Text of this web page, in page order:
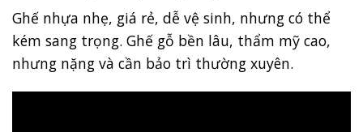
Ghế nhựa nhẹ, giá rẻ, dễ vệ sinh, nhưng có thể
kém sang trọng. Ghế gỗ bền lâu, thẩm mỹ cao,
nhưng nặng và cần bảo trì thường xuyên.